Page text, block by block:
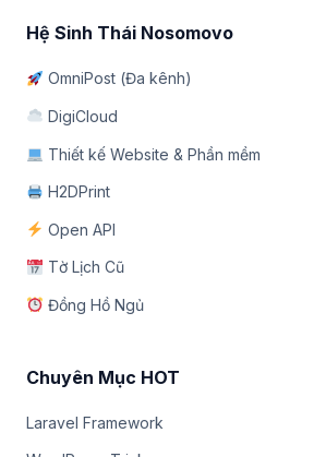
Hệ Sinh Thái Nosomovo
OmniPost (Đa kênh)
DigiCloud
Thiết kế Website & Phần mềm
H2DPrint
Open API
Tờ Lịch Cũ
Đồng Hồ Ngủ
Chuyên Mục HOT
Laravel Framework